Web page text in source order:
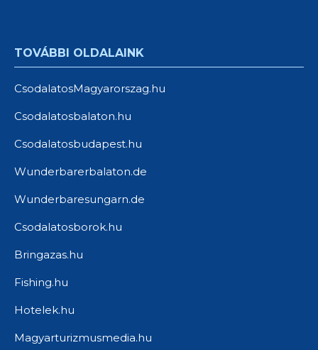
TOVÁBBI OLDALAINK
CsodalatosMagyarorszag.hu
Csodalatosbalaton.hu
Csodalatosbudapest.hu
Wunderbarerbalaton.de
Wunderbaresungarn.de
Csodalatosborok.hu
Bringazas.hu
Fishing.hu
Hotelek.hu
Magyarturizmusmedia.hu